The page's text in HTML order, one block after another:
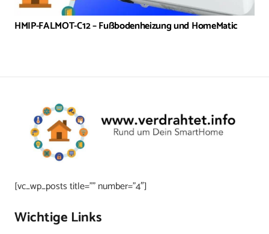
HMIP-FALMOT-C12 – Fußbodenheizung und HomeMatic
[vc_wp_posts title=”” number=”4″]
Wichtige Links